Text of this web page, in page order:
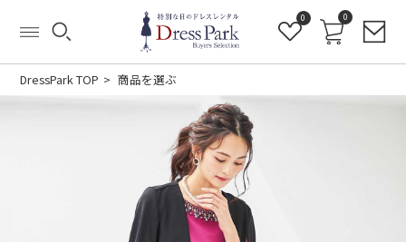
0 0
DressPark TOP 商品を選ぶ